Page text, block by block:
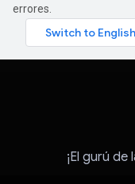
errores.
¡El gurú